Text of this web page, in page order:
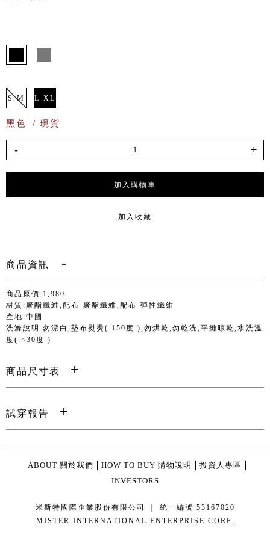
S-M L-XL
黑色 / 現貨
- +
加入購物車
加入收藏
商品資訊
商品原價:1,980
材質:聚酯纖維,配布-聚酯纖維,配布-彈性纖維
產地:中國
洗滌說明:勿漂白,墊布熨燙( 150度 ),勿烘乾,勿乾洗,平攤晾乾,水洗溫
度( <30度 )
商品尺寸表
試穿報告
ABOUT 關於我們 HOW TO BUY 購物說明
投資人專區
INVESTORS
米斯特國際企業股份有限公司 ｜ 統一編號 53167020
MISTER INTERNATIONAL ENTERPRISE CORP.